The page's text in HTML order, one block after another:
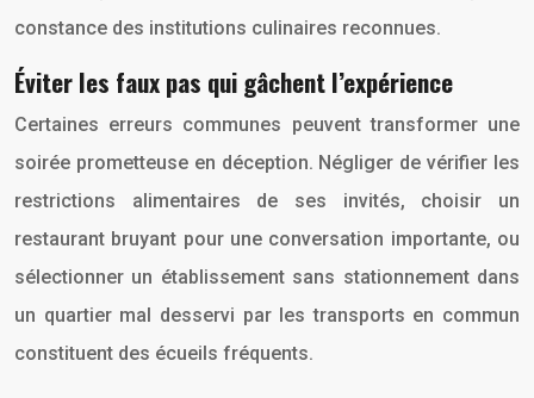
constance des institutions culinaires reconnues.
Éviter les faux pas qui gâchent l’expérience
Certaines erreurs communes peuvent transformer une
soirée prometteuse en déception. Négliger de vérifier les
restrictions alimentaires de ses invités, choisir un
restaurant bruyant pour une conversation importante, ou
sélectionner un établissement sans stationnement dans
un quartier mal desservi par les transports en commun
constituent des écueils fréquents.